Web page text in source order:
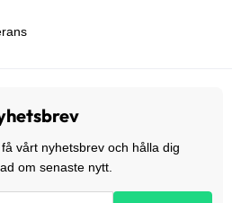
vårt nyhetsbrev och hålla dig
om senaste nytt.